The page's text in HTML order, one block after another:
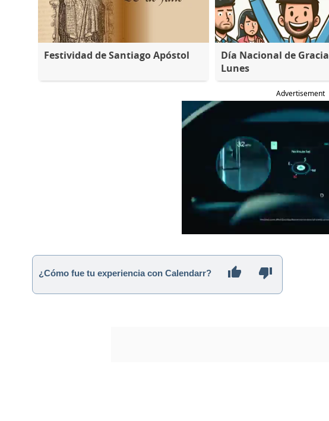
Festividad de Santiago Apóstol
Día Nacional de
Lunes
Advertisement
¿Cómo fue tu experiencia con Calendarr?